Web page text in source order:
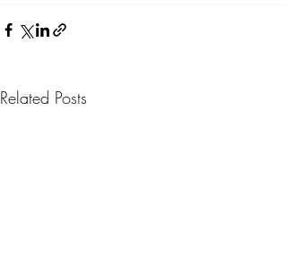
Related Posts